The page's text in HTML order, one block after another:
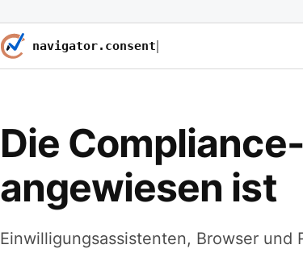
navigator.consent
Die
angewiesen ist
Einwilligungsassistenten, Browser und